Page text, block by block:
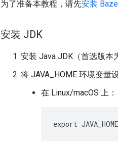
为了准备本教程，请先安装
安装 JDK
安装 Java JDK（首选版本
将 JAVA_HOME 环境变量
在 Linux/macOS 上：
export JAVA_HOME